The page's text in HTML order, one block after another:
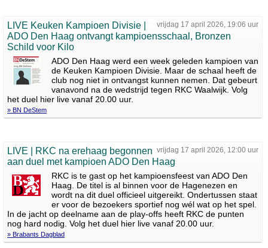
vrijdag 17 april 2026, 19:06 uur
LIVE Keuken Kampioen Divisie |
ADO Den Haag ontvangt kampioensschaal, Bronzen
Schild voor Kilo
ADO Den Haag werd een week geleden kampioen van
de Keuken Kampioen Divisie. Maar de schaal heeft de
club nog niet in ontvangst kunnen nemen. Dat gebeurt
vanavond na de wedstrijd tegen RKC Waalwijk. Volg
het duel hier live vanaf 20.00 uur.
» BN DeStem
vrijdag 17 april 2026, 12:00 uur
LIVE | RKC na erehaag begonnen
aan duel met kampioen ADO Den Haag
RKC is te gast op het kampioensfeest van ADO Den
Haag. De titel is al binnen voor de Hagenezen en
wordt na dit duel officieel uitgereikt. Ondertussen staat
er voor de bezoekers sportief nog wél wat op het spel.
In de jacht op deelname aan de play-offs heeft RKC de punten
nog hard nodig. Volg het duel hier live vanaf 20.00 uur.
» Brabants Dagblad